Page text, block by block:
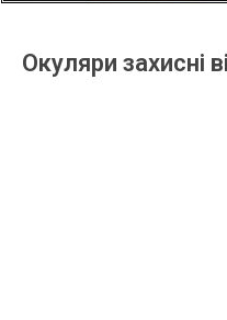
Окуляри захисні